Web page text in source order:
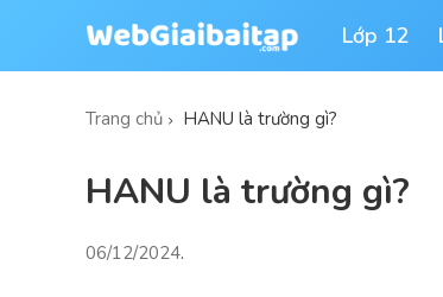
Lớp 12
Trang chủ HANU là trường gì?
HANU là trường gì?
06/12/2024.